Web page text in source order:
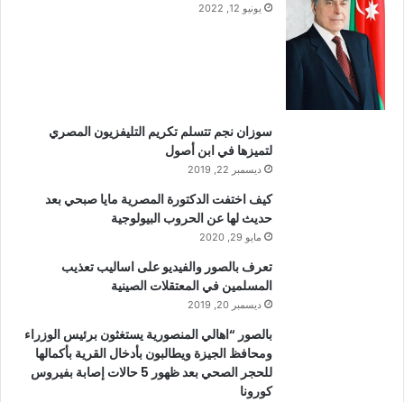
يونيو 12, 2022
سوزان نجم تتسلم تكريم التليفزيون المصري
لتميزها في ابن أصول
ديسمبر 22, 2019
كيف اختفت الدكتورة المصرية مايا صبحي بعد
حديث لها عن الحروب البيولوجية
مايو 29, 2020
تعرف بالصور والفيديو على اساليب تعذيب
المسلمين في المعتقلات الصينية
ديسمبر 20, 2019
بالصور “اهالي المنصورية يستغثون برئيس الوزراء
ومحافظ الجيزة ويطالبون بأدخال القرية بأكمالها
للحجر الصحي بعد ظهور 5 حالات إصابة بفيروس
كورونا